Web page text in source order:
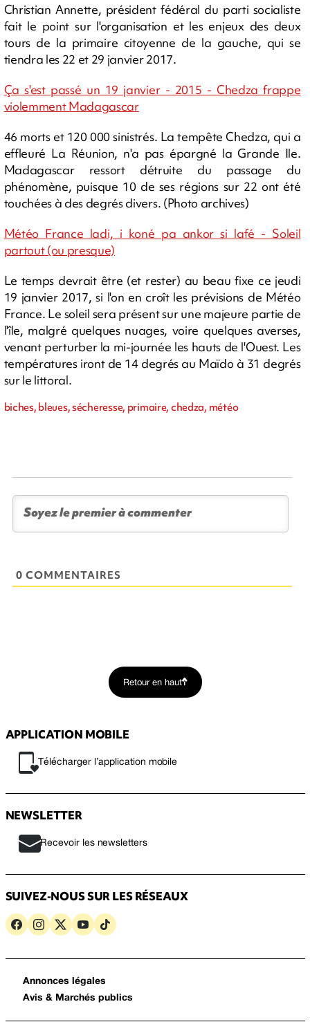
Christian Annette, président fédéral du parti socialiste
fait le point sur l'organisation et les enjeux des deux
tours de la primaire citoyenne de la gauche, qui se
tiendra les 22 et 29 janvier 2017.
Ça s'est passé un 19 janvier - 2015 - Chedza frappe
violemment Madagascar
46 morts et 120 000 sinistrés. La tempête Chedza, qui a
effleuré La Réunion, n'a pas épargné la Grande Ile.
Madagascar ressort détruite du passage du
phénomène, puisque 10 de ses régions sur 22 ont été
touchées à des degrés divers. (Photo archives)
Météo France ladi, i koné pa ankor si lafé - Soleil
partout (ou presque)
Le temps devrait être (et rester) au beau fixe ce jeudi
19 janvier 2017, si l'on en croît les prévisions de Météo
France. Le soleil sera présent sur une majeure partie de
l'île, malgré quelques nuages, voire quelques averses,
venant perturber la mi-journée les hauts de l'Ouest. Les
températures iront de 14 degrés au Maïdo à 31 degrés
sur le littoral.
biches, bleues, sécheresse, primaire, chedza, météo
0 COMMENTAIRES
Retour en haut
APPLICATION MOBILE
Télécharger l’application mobile
NEWSLETTER
Recevoir les newsletters
SUIVEZ-NOUS SUR LES RÉSEAUX
Annonces légales
Avis & Marchés publics